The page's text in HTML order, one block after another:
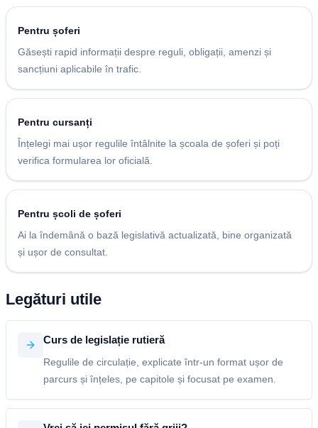
Pentru șoferi
Găsești rapid informații despre reguli, obligații, amenzi și
sancțiuni aplicabile în trafic.
Pentru cursanți
Înțelegi mai ușor regulile întâlnite la școala de șoferi și poți
verifica formularea lor oficială.
Pentru școli de șoferi
Ai la îndemână o bază legislativă actualizată, bine organizată
și ușor de consultat.
Legături utile
Curs de legislație rutieră
Regulile de circulație, explicate într-un format ușor de
parcurs și înțeles, pe capitole și focusat pe examen.